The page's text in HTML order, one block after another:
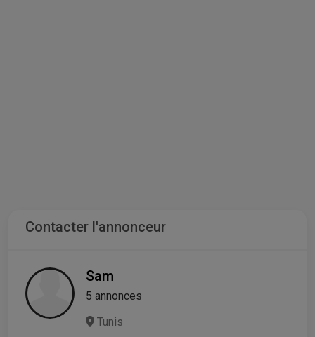
Contacter l'annonceur
Sam
5 annonces
Tunis